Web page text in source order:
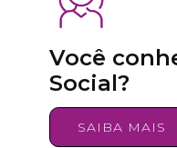
Você
Social?
SAIBA MAIS